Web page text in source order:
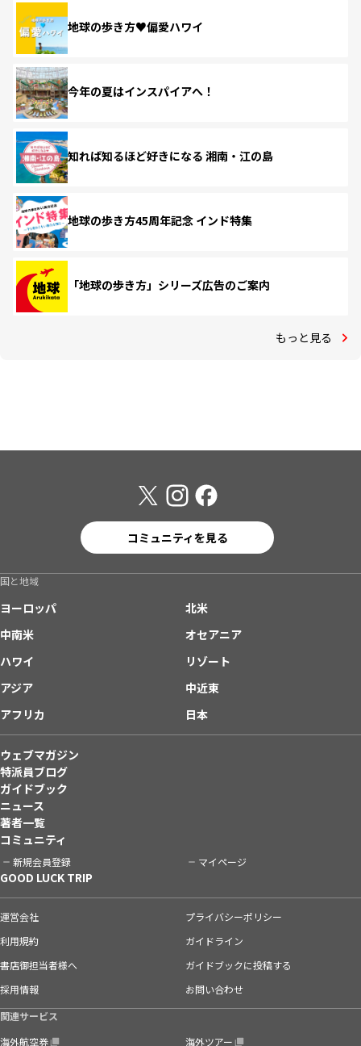
地球の歩き方♥偏愛ハワイ
今年の夏はインスパイアへ！
知れば知るほど好きになる 湘南・江の島
地球の歩き方45周年記念 インド特集
「地球の歩き方」シリーズ広告のご案内
もっと見る
コミュニティを見る
国と地域
ヨーロッパ
北米
中南米
オセアニア
ハワイ
リゾート
アジア
中近東
アフリカ
日本
ウェブマガジン
特派員ブログ
ガイドブック
ニュース
著者一覧
コミュニティ
新規会員登録 マイページ
GOOD LUCK TRIP
運営会社
プライバシーポリシー
利用規約
ガイドライン
書店御担当者様へ
ガイドブックに投稿する
採用情報
お問い合わせ
関連サービス
海外航空券
海外ツアー